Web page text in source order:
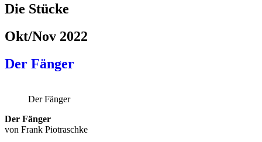
Die Stücke
Okt/Nov 2022
Der Fänger
Der Fänger
Der Fänger
von Frank Piotraschke